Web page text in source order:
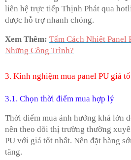
liên hệ trực tiếp Thịnh Phát qua
được hỗ trợ nhanh chóng.
Xem Thêm: Tấm Cách Nhiệt Panel
Những Công Trình?
3. Kinh nghiệm mua panel PU giá
3.1. Chọn thời điểm mua hợp lý
Thời điểm mua ảnh hưởng khá lớn
nên theo dõi thị trường thường
PU với giá tốt nhất. Nên đặt hàng
tăng.